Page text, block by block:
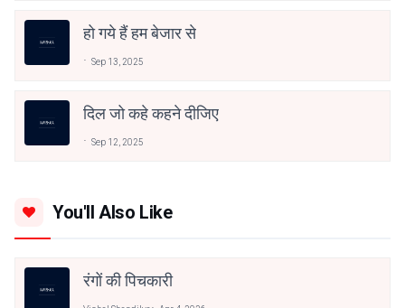
हो गये हैं हम बेजार से
Sep 13, 2025
दिल जो कहे कहने दीजिए
Sep 12, 2025
You'll Also Like
रंगों की पिचकारी